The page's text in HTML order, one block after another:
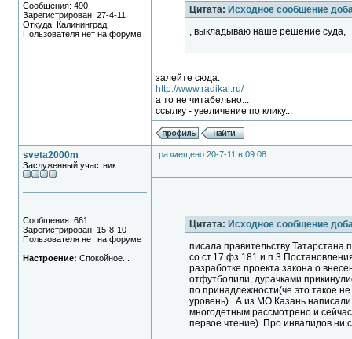
Сообщения: 490
Зарегистрирован: 27-4-11
Откуда: Калининград
Пользователя нет на форуме
Цитата: Исходное сообщение
, выкладываю наше решение суда,
залейте сюда:
http://www.radikal.ru/
а то не читабельно...
ссылку - увеличение по клику...
sveta2000m
Заслуженный участник
Сообщения: 661
Зарегистрирован: 15-8-10
Пользователя нет на форуме
Настроение: Спокойное...
размещено 20-7-11 в 09:08
Цитата: Исходное сообщение
писала правительству Татарстана
со ст.17 фз 181 и п.3
разработке проекта закона о
отфутболили, дурачками
по принадлежности(че это такое
уровень) . А из МО Казань
многодетным рассмотрено и
первое чтение). Про инвалидов ни